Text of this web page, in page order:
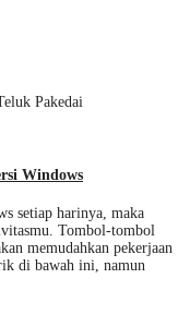
Pakedai
Windows
setiap harinya, maka
Tombol-tombol
memudahkan pekerjaan
di bawah ini, namun